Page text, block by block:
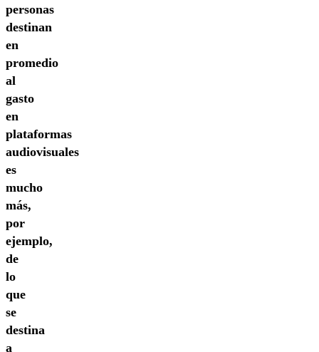
personas
destinan
en
promedio
al
gasto
en
plataformas
audiovisuales
es
mucho
más,
por
ejemplo,
de
lo
que
se
destina
a